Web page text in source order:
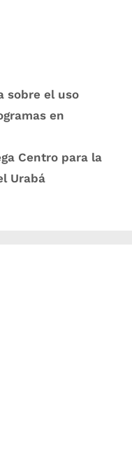
sobre el uso
en
Centro para la
Urabá